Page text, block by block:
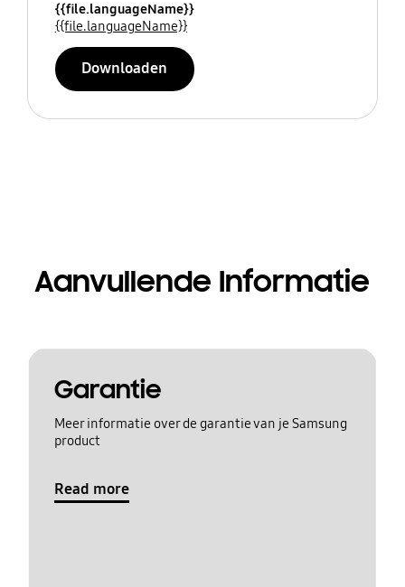
{{file.languageName}}
{{file.languageName}}
Downloaden
Aanvullende Informatie
Garantie
Meer informatie over de garantie van je Samsung
product
Read more